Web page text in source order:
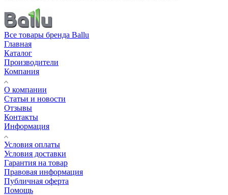
Все товары бренда Ballu
Главная
Каталог
Производители
Компания
О компании
Статьи и новости
Отзывы
Контакты
Информация
Условия оплаты
Условия доставки
Гарантия на товар
Правовая информация
Публичная оферта
Помощь